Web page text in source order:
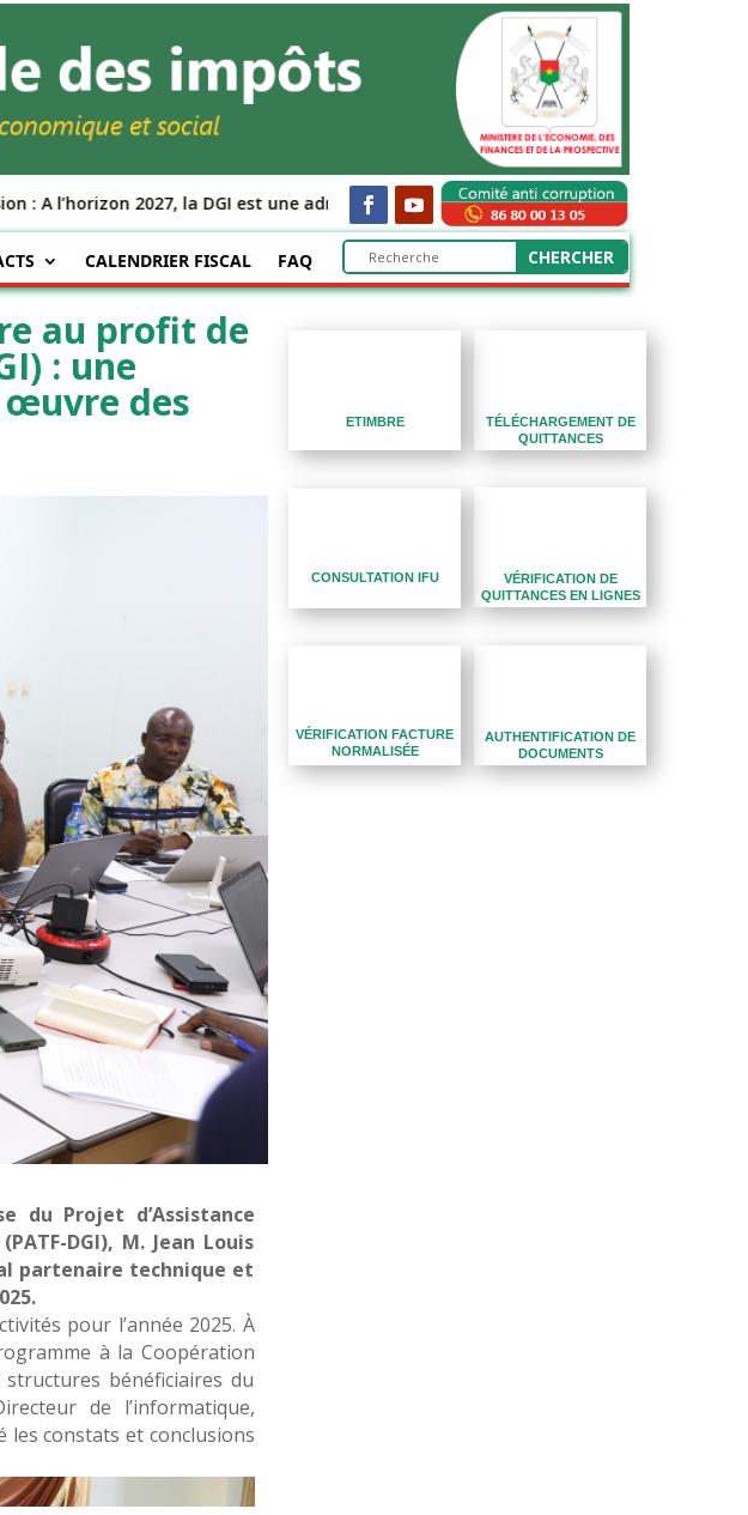
: A l’horizon 2027, la DGI est une administration fiscale de services, moderne,
CALENDRIER FISCAL FAQ
au profit de
: une
œuvre des
du Projet d’Assistance
DGI), M. Jean Louis
partenaire technique et
pour l’année 2025. À
à la Coopération
bénéficiaires du
de l’informatique,
les constats et conclusions
ETIMBRE
CONSULTATION IFU
VÉRIFICATION FACTURE
NORMALISÉE
TÉLÉCHARGEMENT DE
QUITTANCES
VÉRIFICATION DE
QUITTANCES EN LIGNES
AUTHENTIFICATION DE
DOCUMENTS